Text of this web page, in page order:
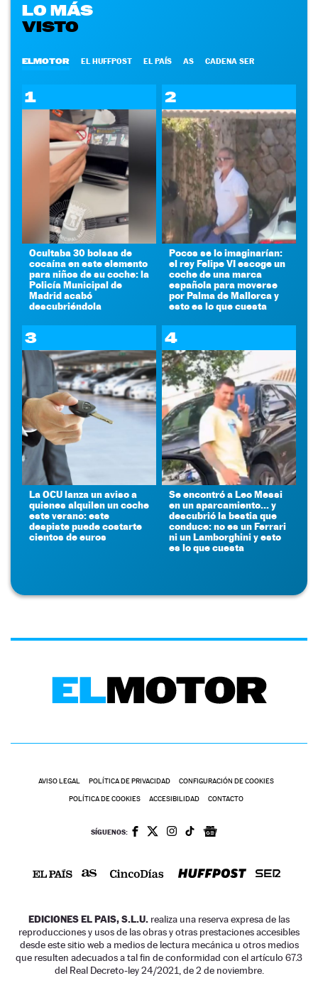
LO MÁS
VISTO
ELMOTOR EL HUFFPOST EL PAÍS AS CADENA SER
1
Ocultaba 30 bolsas de
cocaína en este elemento
para niños de su coche: la
Policía Municipal de
Madrid acabó
descubriéndola
2
Pocos se lo imaginarían:
el rey Felipe VI escoge un
coche de una marca
española para moverse
por Palma de Mallorca y
esto es lo que cuesta
3
La OCU lanza un aviso a
quienes alquilen un coche
este verano: este
despiste puede costarte
cientos de euros
4
Se encontró a Leo Messi
en un aparcamiento... y
descubrió la bestia que
conduce: no es un Ferrari
ni un Lamborghini y esto
es lo que cuesta
AVISO LEGAL POLÍTICA DE PRIVACIDAD CONFIGURACIÓN DE COOKIES
POLÍTICA DE COOKIES ACCESIBILIDAD CONTACTO
SÍGUENOS:
EDICIONES EL PAIS, S.L.U. realiza una reserva expresa de las
reproducciones y usos de las obras y otras prestaciones accesibles
desde este sitio web a medios de lectura mecánica u otros medios
que resulten adecuados a tal fin de conformidad con el artículo 67.3
del Real Decreto-ley 24/2021, de 2 de noviembre.